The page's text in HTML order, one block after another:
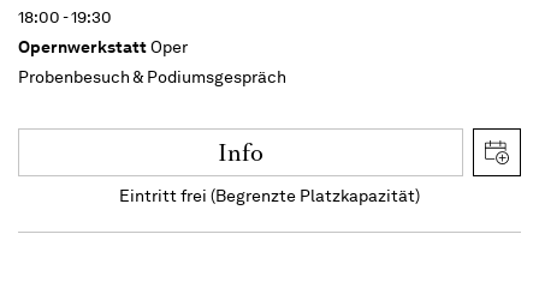
18:00 - 19:30
OpernwerkstattOper
Probenbesuch & Podiumsgespräch
Info
Eintritt frei (Begrenzte Platzkapazität)